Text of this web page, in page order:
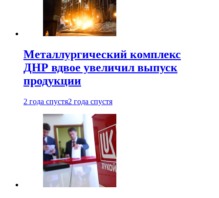
Металлургический комплекс
ДНР вдвое увеличил выпуск
продукции
2 года спустя2 года спустя